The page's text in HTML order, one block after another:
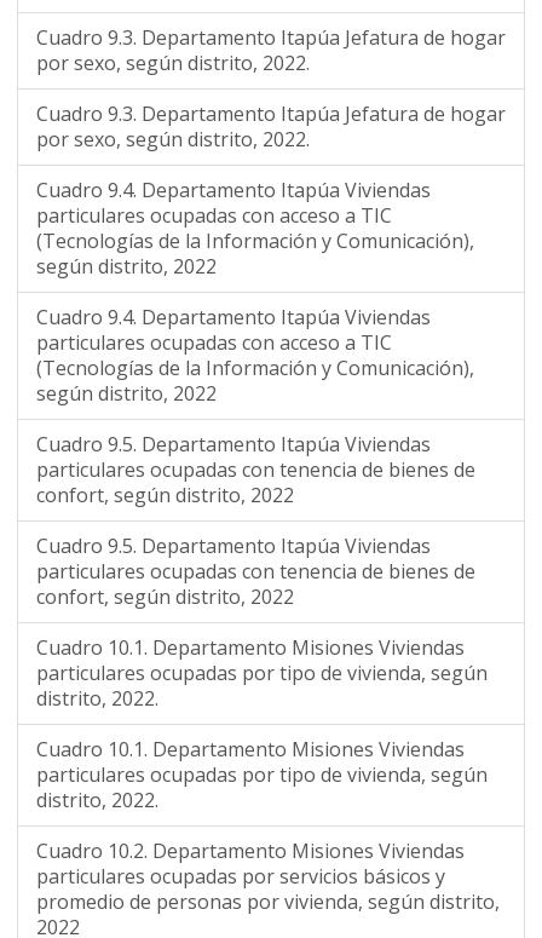
Cuadro 9.3. Departamento Itapúa Jefatura de hogar
por sexo, según distrito, 2022.
Cuadro 9.3. Departamento Itapúa Jefatura de hogar
por sexo, según distrito, 2022.
Cuadro 9.4. Departamento Itapúa Viviendas
particulares ocupadas con acceso a TIC
(Tecnologías de la Información y Comunicación),
según distrito, 2022
Cuadro 9.4. Departamento Itapúa Viviendas
particulares ocupadas con acceso a TIC
(Tecnologías de la Información y Comunicación),
según distrito, 2022
Cuadro 9.5. Departamento Itapúa Viviendas
particulares ocupadas con tenencia de bienes de
confort, según distrito, 2022
Cuadro 9.5. Departamento Itapúa Viviendas
particulares ocupadas con tenencia de bienes de
confort, según distrito, 2022
Cuadro 10.1. Departamento Misiones Viviendas
particulares ocupadas por tipo de vivienda, según
distrito, 2022.
Cuadro 10.1. Departamento Misiones Viviendas
particulares ocupadas por tipo de vivienda, según
distrito, 2022.
Cuadro 10.2. Departamento Misiones Viviendas
particulares ocupadas por servicios básicos y
promedio de personas por vivienda, según distrito,
2022